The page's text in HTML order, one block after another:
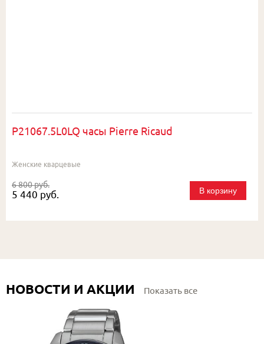
P21067.5L0LQ часы Pierre Ricaud
Женские кварцевые
6 800 руб.
5 440 руб. В корзину
НОВОСТИ И АКЦИИ Показать все